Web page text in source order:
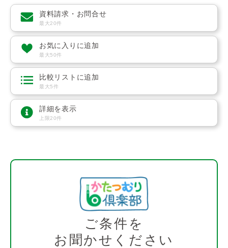
資料請求・お問合せ
最大20件
お気に入りに追加
最大50件
比較リストに追加
最大5件
詳細を表示
上限20件
ご条件を
お聞かせください